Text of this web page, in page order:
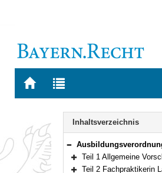
Zur
BAYERN.RECHT
Zur
letzten
Navigation
Inhaltsverzeichnis
Bereich reduzieren
Ausbildungsverordnung für Fachpraktiker in agrar- und hauswirtschaftlichen Berufen (Ausbildungsverordnung Fachpraktiker
Bereich erweitern
Teil 1 Allgemeine
Teil 2 Fachpraktikerin Landwirtschaft und